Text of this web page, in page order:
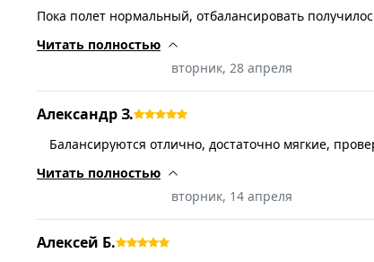
Пока полет нормальный, отбалансировать
Читать полностью
вторник, 28 апреля
Александр З.
Балансируются отлично, достаточно мягкие,
Читать полностью
вторник, 14 апреля
Алексей Б.